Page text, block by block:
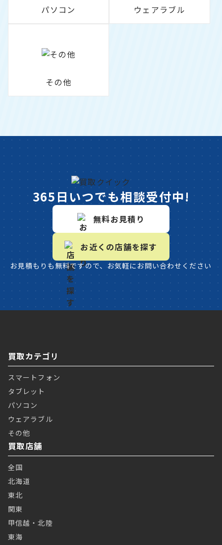
パソコン ウェアラブル
その他
365日いつでも相談受付中!
無料お見積り
お近くの店舗を探す
お見積もりも無料ですので、お気軽にお問い合わせください
買取カテゴリ
スマートフォン
タブレット
パソコン
ウェアラブル
その他
買取店舗
全国
北海道
東北
関東
甲信越・北陸
東海